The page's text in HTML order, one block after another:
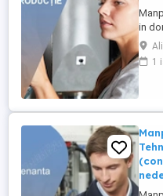
in
-
lei zi
si
1